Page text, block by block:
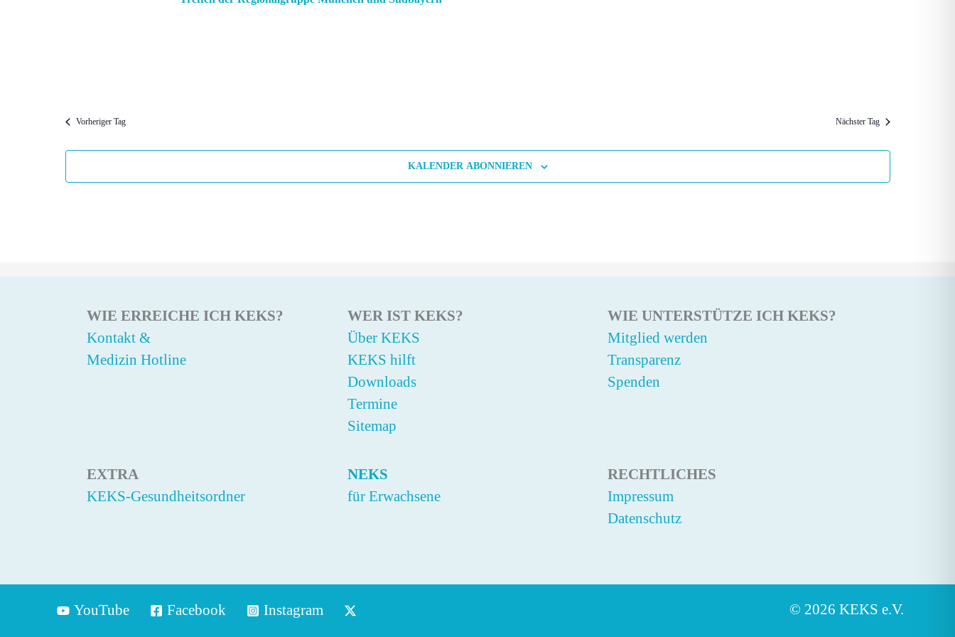
Vorheriger Tag Nächster Tag
KALENDER ABONNIEREN
WIE ERREICHE ICH KEKS?
Kontakt &
Medizin Hotline
WER IST KEKS?
Über KEKS
KEKS hilft
Downloads
Termine
Sitemap
WIE UNTERSTÜTZE ICH KEKS?
Mitglied werden
Transparenz
Spenden
EXTRA
KEKS-Gesundheitsordner
NEKS
für Erwachsene
RECHTLICHES
Impressum
Datenschutz
YouTube Facebook Instagram © 2026 KEKS e.V.